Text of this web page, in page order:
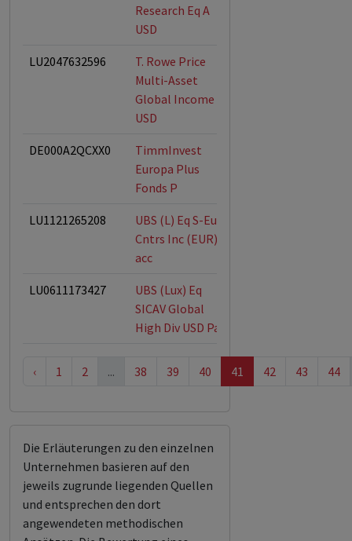
Research Eq A
USD
LU2047632596
T. Rowe Price
Multi-Asset
Global Income A
USD
DE000A2QCXX0
TimmInvest
Europa Plus
Fonds P
LU1121265208
UBS (L) Eq S-Euro
Cntrs Inc (EUR) P-
acc
LU0611173427
UBS (Lux) Eq
SICAV Global
High Div USD Pa
‹ 1 2 ... 38 39 40 41 42 43 44
Die Erläuterungen zu den einzelnen
Unternehmen basieren auf den
jeweils zugrunde liegenden Quellen
und entsprechen den dort
angewendeten methodischen